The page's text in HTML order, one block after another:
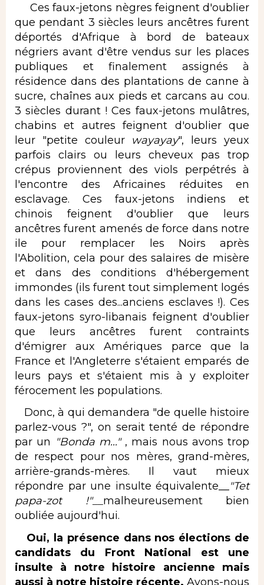
Ces faux-jetons nègres feignent d'oublier
que pendant 3 siècles leurs ancêtres furent
déportés d'Afrique à bord de bateaux
négriers avant d'être vendus sur les places
publiques et finalement assignés à
résidence dans des plantations de canne à
sucre, chaînes aux pieds et carcans au cou.
3 siècles durant ! Ces faux-jetons mulâtres,
chabins et autres feignent d'oublier que
leur "petite couleur wayayay", leurs yeux
parfois clairs ou leurs cheveux pas trop
crépus proviennent des viols perpétrés à
l'encontre des Africaines réduites en
esclavage. Ces faux-jetons indiens et
chinois feignent d'oublier que leurs
ancêtres furent amenés de force dans notre
ile pour remplacer les Noirs après
l'Abolition, cela pour des salaires de misère
et dans des conditions d'hébergement
immondes (ils furent tout simplement logés
dans les cases des...anciens esclaves !). Ces
faux-jetons syro-libanais feignent d'oublier
que leurs ancêtres furent contraints
d'émigrer aux Amériques parce que la
France et l'Angleterre s'étaient emparés de
leurs pays et s'étaient mis à y exploiter
férocement les populations.
Donc, à qui demandera "de quelle histoire
parlez-vous ?", on serait tenté de répondre
par un "Bonda m..." , mais nous avons trop
de respect pour nos mères, grand-mères,
arrière-grands-mères. Il vaut mieux
répondre par une insulte équivalente__
"Tet
papa-zot !"__ malheureusement bien
oubliée aujourd'hui.
Oui, la présence dans nos élections de
candidats du Front National est une
insulte à notre histoire ancienne mais
aussi à notre histoire récente. Avons-nous